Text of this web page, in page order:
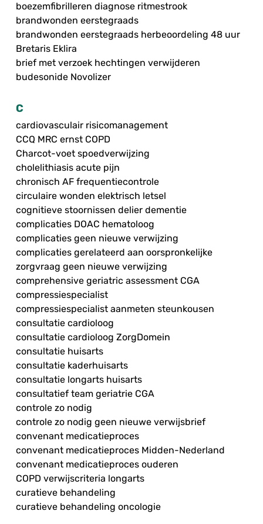
boezemfibrilleren diagnose ritmestrook
brandwonden eerstegraads
brandwonden eerstegraads herbeoordeling 48 uur
Bretaris Eklira
brief met verzoek hechtingen verwijderen
budesonide Novolizer
C
cardiovasculair risicomanagement
CCQ MRC ernst COPD
Charcot-voet spoedverwijzing
cholelithiasis acute pijn
chronisch AF frequentiecontrole
circulaire wonden elektrisch letsel
cognitieve stoornissen delier dementie
complicaties DOAC hematoloog
complicaties geen nieuwe verwijzing
complicaties gerelateerd aan oorspronkelijke
zorgvraag geen nieuwe verwijzing
comprehensive geriatric assessment CGA
compressiespecialist
compressiespecialist aanmeten steunkousen
consultatie cardioloog
consultatie cardioloog ZorgDomein
consultatie huisarts
consultatie kaderhuisarts
consultatie longarts huisarts
consultatief team geriatrie CGA
controle zo nodig
controle zo nodig geen nieuwe verwijsbrief
convenant medicatieproces
convenant medicatieproces Midden-Nederland
convenant medicatieproces ouderen
COPD verwijscriteria longarts
curatieve behandeling
curatieve behandeling oncologie